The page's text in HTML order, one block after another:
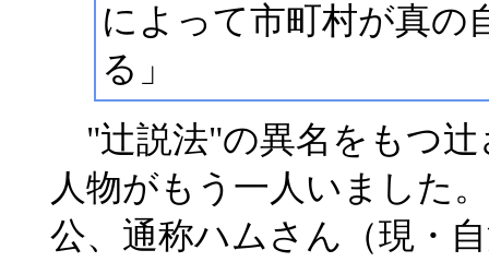
によって市町村が真の
る」
"辻説法"の異名をもつ辻
人物がもう一人いました
公、通称ハムさん（現・